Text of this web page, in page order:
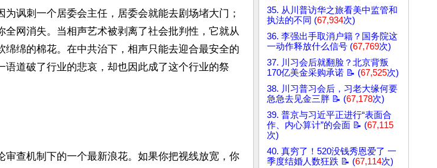
讽刺一个居委会主任，居委会就能去剧场堵大门；
网消失。当相声艺术被剥离了社会批判性，它就从
绵的棉花。在中共治下，相声只能去迎合最安全的
语道破了行业的悲哀，却也因此成了这个行业的祭
查机制下的一个最新浪花。如果你把视线放宽，你
35. 从川普访华之旅看美中监管和
执法的不同 (67,934次)
36. 李强出手取消户籍？国务院这
一动作释放什么信号 (67,769次)
37. 川习会后就翻脸？北京背叛
170亿美金采购承诺 📝 (67,525次)
38. 川习普习会后，习老大缘何要
急急去见金三胖 📝 (67,178次)
39. 普京与习近平正进行“表面合
作、内心算计”的会面 📝 (67,115
次)
40. 真穷了！520没钱秀恩爱了 一
季度结婚人数狂跌 📝 (67,114次)